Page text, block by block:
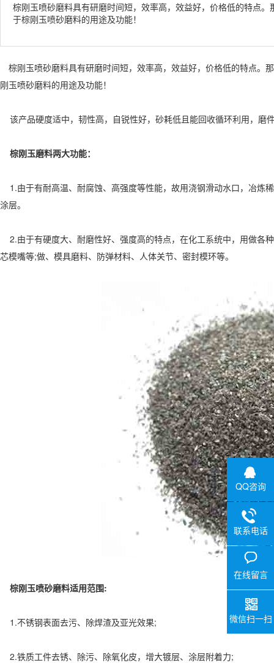
棕刚玉喷砂磨料具有研磨时间短，效率高，效益好，价格低的特点
于棕刚玉喷砂磨料的用途及功能！
棕刚玉喷砂磨料具有研磨时间短，效率高，效益好，价格低的特点。
刚玉喷砂磨料的用途及功能！
该产品硬度适中，韧性高，自锐性好，砂耗低且能回收循环利用，磨
棕刚玉磨料两大功能：
1.由于有耐高温、耐腐蚀、高强度等性能，故用浇钢滑动水口，冶炼
涂层。
2.由于有硬度大、耐磨性好、强度高的特点，在化工系统中，用做各
芯模嘴等;做、模具磨料、防弹材料、人体关节、密封模环等。
棕刚玉喷砂磨料适用范围:
1.不锈钢表面去污、除焊渣及亚光效果;
2.铁质工件去锈、除污、除氧化皮，增大镀层、涂层附着力;
QQ咨询
联系电话
在线留言
微信扫一扫